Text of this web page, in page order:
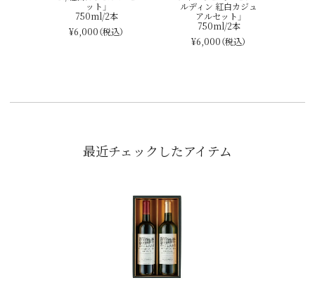
ット」
750ml/2本
¥6,000（税込）
ルディン 紅白カジュ
アルセット」
750ml/2本
¥6,000（税込）
最近チェックしたアイテム